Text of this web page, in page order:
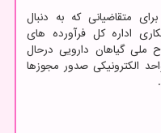
متقاضیانی که به دنبال
اداره کل فرآورده های
ملی گیاهان دارویی درحال
الکترونیکی صدور مجوزها